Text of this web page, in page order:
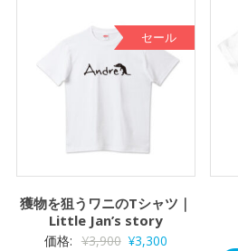
セール
獲物を狙うワニのTシャツ｜
Little Jan’s story
価格: ¥3,900 元
¥3,300現